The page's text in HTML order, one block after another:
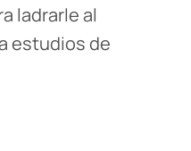
ladrarle al
estudios de